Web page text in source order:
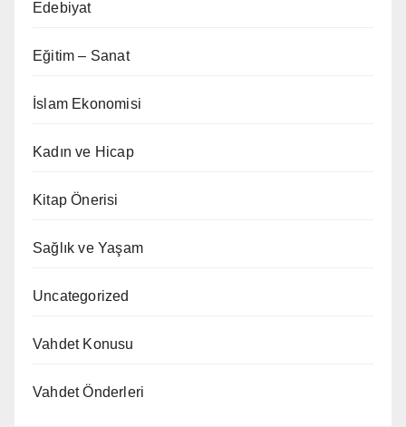
Edebiyat
Eğitim – Sanat
İslam Ekonomisi
Kadın ve Hicap
Kitap Önerisi
Sağlık ve Yaşam
Uncategorized
Vahdet Konusu
Vahdet Önderleri